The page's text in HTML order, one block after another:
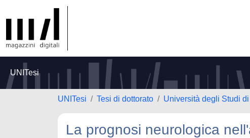
UNITesi
UNITesi Tesi di dottorato Università degli Studi
La prognosi neurologica